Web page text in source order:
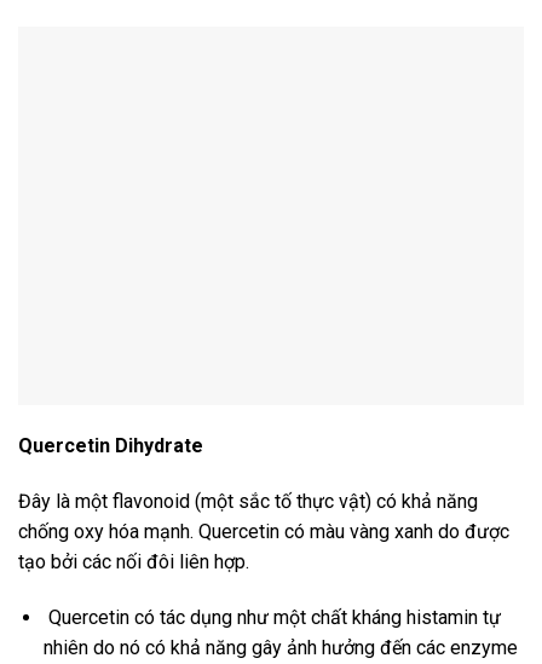
Quercetin Dihydrate
Đây là một flavonoid (một sắc tố thực vật) có khả năng
chống oxy hóa mạnh. Quercetin có màu vàng xanh do được
tạo bởi các nối đôi liên hợp.
Quercetin có tác dụng như một chất kháng histamin tự
nhiên do nó có khả năng gây ảnh hưởng đến các enzyme